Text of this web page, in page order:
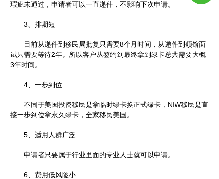
瑕疵未通过，申请者可以一直递件，不影响下次申请。
3、排期短
目前从递件到移民局批复只需要8个月时间，从递件到领馆面
试只需要等待2年。所以客户从签约到最终拿到绿卡总共需要大概
3年时间。
4、一步到位
不同于美国投资移民是拿临时绿卡换正式绿卡，NIW移民是直
接一步到位拿永久绿卡，全家移民美国。
5、适用人群广泛
申请者只要属于行业里面的专业人士就可以申请。
6、费用低风险小